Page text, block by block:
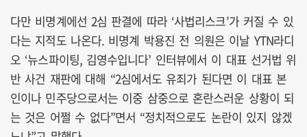
다만 비명계에선 2심 판결에 따라 ‘사법리스크’가 커질 수 있
다는 지적도 나온다. 비명계 박용진 전 의원은 이날 YTN라디
오 ‘뉴스파이팅, 김영수입니다’ 인터뷰에서 이 대표 선거법 위
반 사건 재판에 대해 “2심에서도 유죄가 된다면 이 대표 본
인이나 민주당으로서는 이중 삼중으로 혼란스러운 상황이 되
는 것은 어쩔 수 없다”면서 “정치적으로도 논란이 있지 않겠